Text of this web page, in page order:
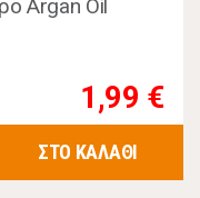
Argan Oil
1,99 €
ΣΤΟ ΚΑΛΑΘΙ